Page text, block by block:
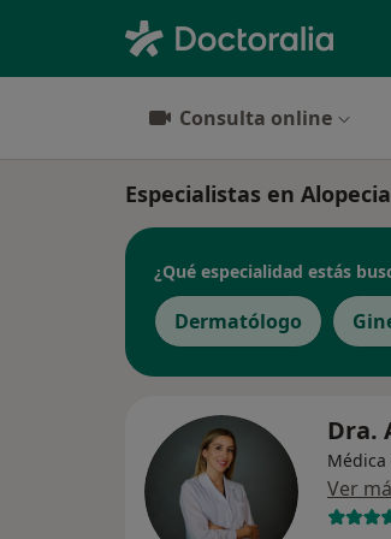
Consulta online
Especialistas en
¿Qué especialidad estás
Dermatólogo
Dra.
Ver